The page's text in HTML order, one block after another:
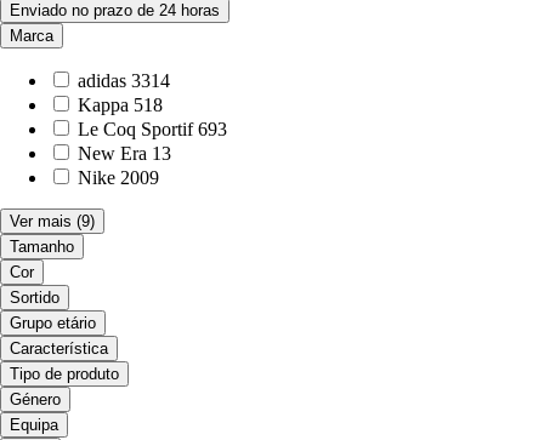
Enviado no prazo de 24 horas
Marca
adidas 3314
Kappa 518
Le Coq Sportif 693
New Era 13
Nike 2009
Ver mais (9)
Tamanho
Cor
Sortido
Grupo etário
Característica
Tipo de produto
Género
Equipa